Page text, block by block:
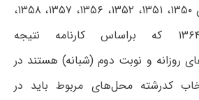
گروه هنر شامل کدهای ۱۳۵۰، ۱۳۵۱، ۱۳۵۲، ۱۳۵۶، ۱۳۵۷، ۱۳۵۸،
که براساس کارنامه نتیجه
روزانه و نوبت دوم (شبانه) هستند در
کدرشته محل‌های مربوط باید در